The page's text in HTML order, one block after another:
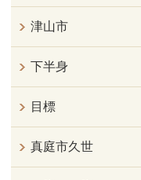
津山市
下半身
目標
真庭市久世